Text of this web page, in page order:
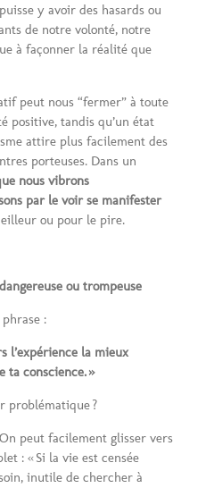
y avoir des hasards ou
de notre volonté, notre
à façonner la réalité que
peut nous “fermer” à toute
positive, tandis qu’un état
attire plus facilement des
porteuses. Dans un
nous vibrons
par le voir se manifester
ou pour le pire.
ou trompeuse
:
l’expérience la mieux
ta conscience.»
problématique ?
peut facilement glisser vers
: « Si la vie est censée
inutile de chercher à